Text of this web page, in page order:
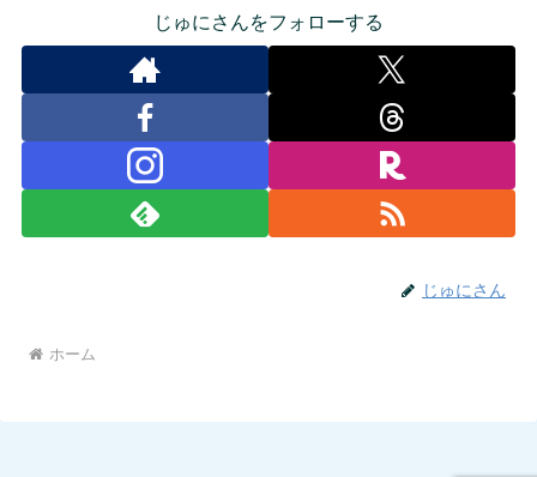
じゅにさんをフォローする
じゅにさん
ホーム